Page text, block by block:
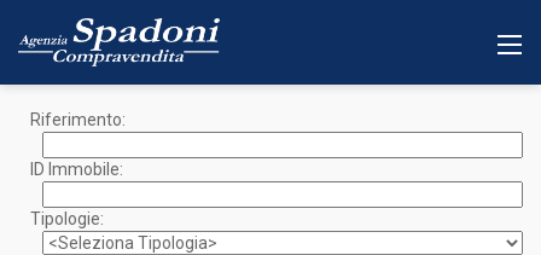
Riferimento:
ID Immobile:
Tipologie: